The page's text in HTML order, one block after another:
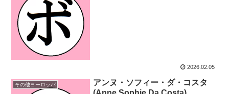
2026.02.05
その他ヨーロッパ
アンヌ・ソフィー・ダ・コスタ